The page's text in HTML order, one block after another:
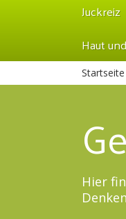
Juckreiz
Haut
Startseite
Hier